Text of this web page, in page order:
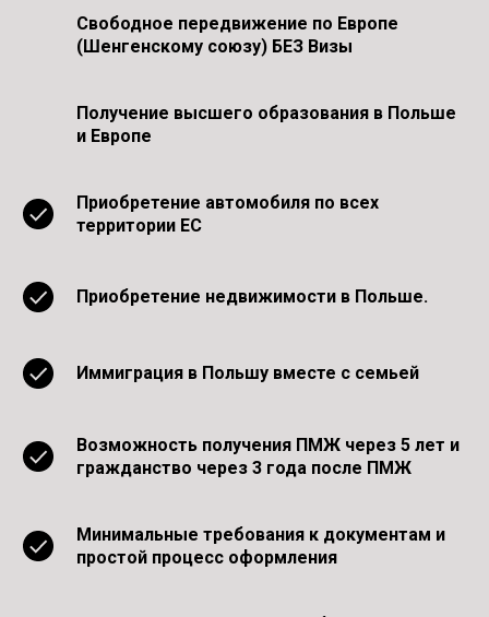
Свободное передвижение по Европе
(Шенгенскому союзу) БЕЗ Визы
Получение высшего образования в Польше
и Европе
Приобретение автомобиля по всех
территории ЕС
Приобретение недвижимости в Польше.
Иммиграция в Польшу вместе с семьей
Возможность получения ПМЖ через 5 лет и
гражданство через 3 года после ПМЖ
Минимальные требования к документам и
простой процесс оформления